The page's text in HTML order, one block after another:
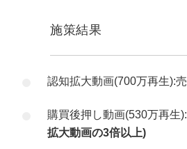
施策結果
認知拡大動画(700万再生):
購買後押し動画(530万再生):
拡大動画の3倍以上)